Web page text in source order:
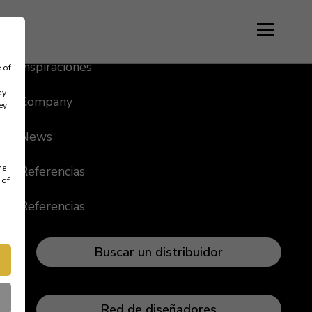
of
of
Inspiraciónes
Company
News
Referencias
Referencias
Buscar un distribuidor